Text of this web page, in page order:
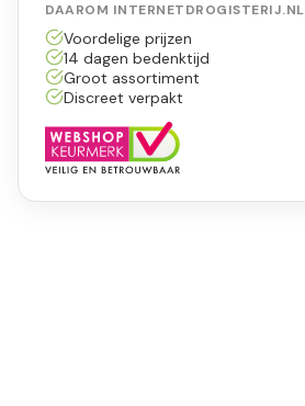
DAAROM INTERNETDROGISTERIJ.NL
Voordelige prijzen
14 dagen bedenktijd
Groot assortiment
Discreet verpakt